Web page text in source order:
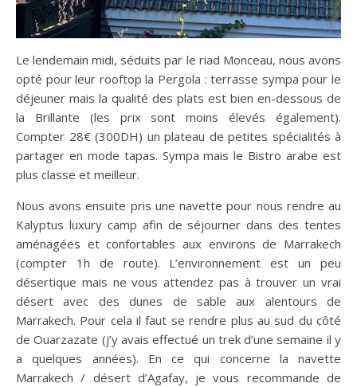
Le lendemain midi, séduits par le riad Monceau, nous avons
opté pour leur rooftop la Pergola : terrasse sympa pour le
déjeuner mais la qualité des plats est bien en-dessous de
la Brillante (les prix sont moins élevés également).
Compter 28€ (300DH) un plateau de petites spécialités à
partager en mode tapas. Sympa mais le Bistro arabe est
plus classe et meilleur.
Nous avons ensuite pris une navette pour nous rendre au
Kalyptus luxury camp afin de séjourner dans des tentes
aménagées et confortables aux environs de Marrakech
(compter 1h de route). L’environnement est un peu
désertique mais ne vous attendez pas à trouver un vrai
désert avec des dunes de sable aux alentours de
Marrakech. Pour cela il faut se rendre plus au sud du côté
de Ouarzazate (j’y avais effectué un trek d’une semaine il y
a quelques années). En ce qui concerne la navette
Marrakech / désert d’Agafay, je vous recommande de